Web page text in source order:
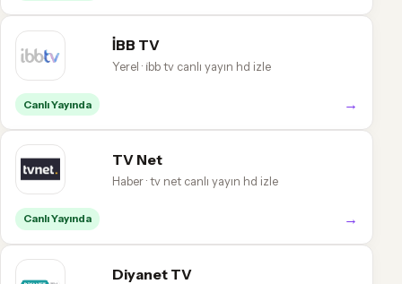
İBB TV
Yerel · i̇bb tv canlı yayın hd izle
Canlı Yayında →
TV Net
Haber · tv net canlı yayın hd izle
Canlı Yayında →
Diyanet TV